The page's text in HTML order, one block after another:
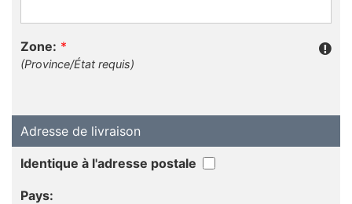
Zone: *
(Province/État requis)
Adresse de livraison
Identique à l'adresse postale
Pays: